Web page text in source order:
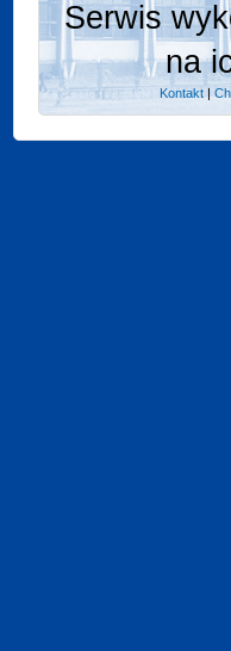
Serwis
na
Kontakt |